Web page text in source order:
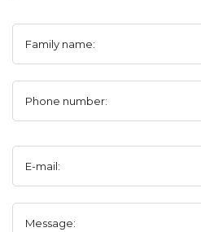
Family name:
Phone number:
E-mail:
Message: